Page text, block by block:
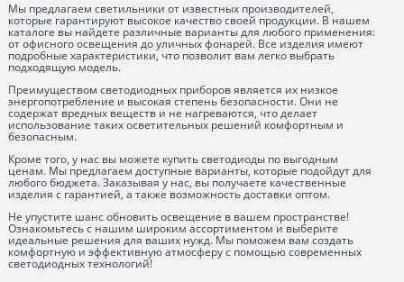
Мы предлагаем светильники от известных производителей,
которые гарантируют высокое качество своей продукции. В нашем
каталоге вы найдете различные варианты для любого применения:
от офисного освещения до уличных фонарей. Все изделия имеют
подробные характеристики, что позволит вам легко выбрать
подходящую модель.
Преимуществом светодиодных приборов является их низкое
энергопотребление и высокая степень безопасности. Они не
содержат вредных веществ и не нагреваются, что делает
использование таких осветительных решений комфортным и
безопасным.
Кроме того, у нас вы можете купить светодиоды по выгодным
ценам. Мы предлагаем доступные варианты, которые подойдут для
любого бюджета. Заказывая у нас, вы получаете качественные
изделия с гарантией, а также возможность доставки оптом.
Не упустите шанс обновить освещение в вашем пространстве!
Ознакомьтесь с нашим широким ассортиментом и выберите
идеальные решения для ваших нужд. Мы поможем вам создать
комфортную и эффективную атмосферу с помощью современных
светодиодных технологий!